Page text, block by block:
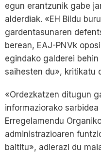
egun erantzunik gabe
alderdiak. «EH Bildu
gardentasunaren
berean, EAJ-PNVk
egindako galderei
saihesten du», kritikatu
«Ordezkatzen ditugun
informaziorako
Erregelamendu
administrazioaren
baititu», adierazi du